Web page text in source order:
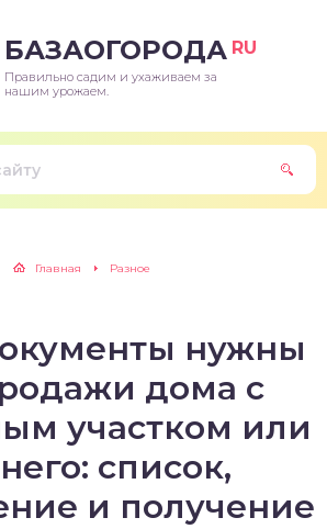
БАЗАОГОРОДА RU
Правильно садим и ухаживаем за
нашим урожаем.
Главная Разное
нужны
дома с
участком или
список,
и получение